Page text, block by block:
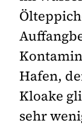
Hafen,
Kloake
sehr